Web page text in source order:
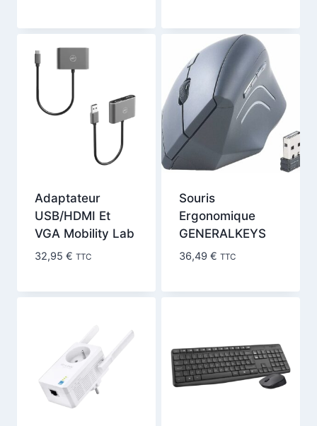
Adaptateur
USB/HDMI Et
VGA Mobility Lab
32,95 € TTC
Souris
Ergonomique
GENERALKEYS
36,49 € TTC